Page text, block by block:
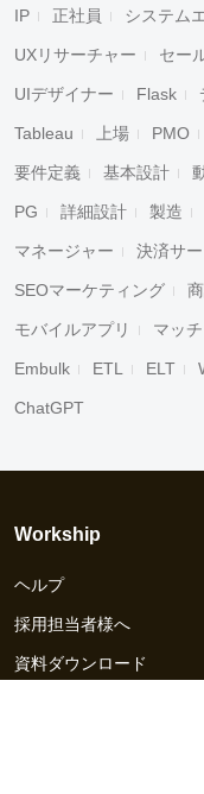
IP 正社員 システム
UXリサーチャー セー
UIデザイナー Flask
Tableau 上場 PMO
要件定義 基本設計
PG 詳細設計 製造
マネージャー 決済サ
SEOマーケティング
モバイルアプリ マッ
Embulk ETL ELT
ChatGPT
Workship
ヘルプ
採用担当者様へ
資料ダウンロード